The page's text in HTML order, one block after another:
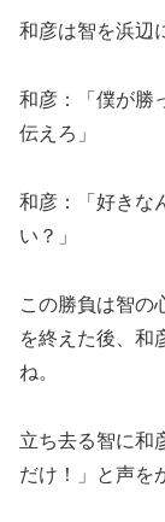
和彦は智を浜辺
和彦：「僕が勝
伝えろ」
和彦：「好きな
い？」
この勝負は智の
を終えた後、和
ね。
立ち去る智に和
だけ！」と声を